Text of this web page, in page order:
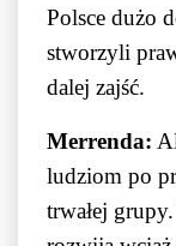
Polsce dużo
stworzyli
dalej zajść.
Merrenda:
ludziom po
trwałej